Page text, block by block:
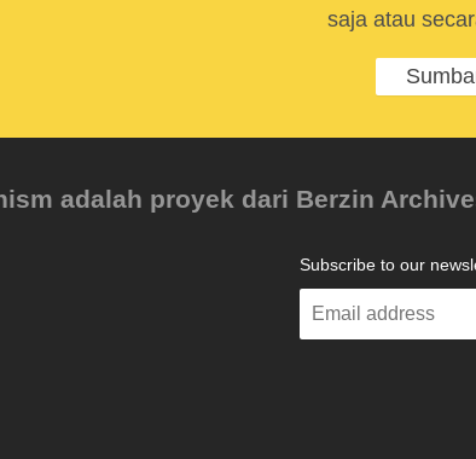
saja atau
adalah proyek dari Berzin
Subscribe to our
Enter